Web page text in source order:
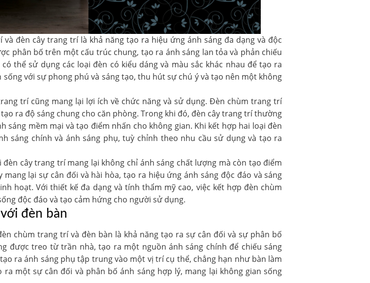
đèn cây trang trí là khả năng tạo ra hiệu ứng ánh sáng đa dạng và độc
phân bố trên một cấu trúc chung, tạo ra ánh sáng lan tỏa và phản chiếu
thể sử dụng các loại đèn có kiểu dáng và màu sắc khác nhau để tạo ra
với sự phong phú và sáng tạo, thu hút sự chú ý và tạo nên một không
trí cũng mang lại lợi ích về chức năng và sử dụng. Đèn chùm trang trí
ra độ sáng chung cho căn phòng. Trong khi đó, đèn cây trang trí thường
mềm mại và tạo điểm nhấn cho không gian. Khi kết hợp hai loại đèn
sáng chính và ánh sáng phụ, tuỳ chỉnh theo nhu cầu sử dụng và tạo ra
cây trang trí mang lại không chỉ ánh sáng chất lượng mà còn tạo điểm
lại sự cân đối và hài hòa, tạo ra hiệu ứng ánh sáng độc đáo và sáng
hoạt. Với thiết kế đa dạng và tính thẩm mỹ cao, việc kết hợp đèn chùm
độc đáo và tạo cảm hứng cho người sử dụng.
đèn bàn
chùm trang trí và đèn bàn là khả năng tạo ra sự cân đối và sự phân bố
được treo từ trần nhà, tạo ra một nguồn ánh sáng chính để chiếu sáng
ra ánh sáng phụ tập trung vào một vị trí cụ thể, chẳng hạn như bàn làm
một sự cân đối và phân bố ánh sáng hợp lý, mang lại không gian sống